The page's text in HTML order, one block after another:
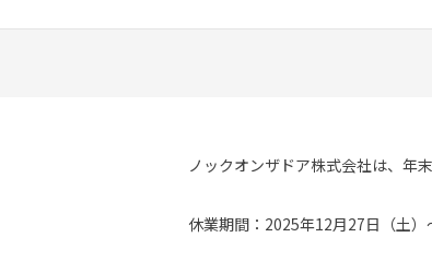
ノックオンザドア株式会社は、年
休業期間：2025年12月27日（土）